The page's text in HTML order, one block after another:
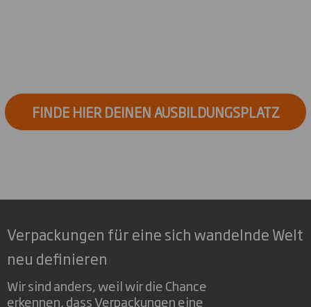
FINDE HIER DEINEN AUSBILDUNGSPLATZ
Verpackungen für eine sich wandelnde Welt
neu definieren
Wir sind anders, weil wir die Chance
erkennen, dass Verpackungen eine